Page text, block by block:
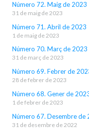
Número 72. Maig de 2023
31 de maig de 2023
Número 71. Abril de 2023
1 de maig de 2023
Número 70. Març de 2023
31 de març de 2023
Número 69. Febrer de
28 de febrer de 2023
Número 68. Gener de
1 de febrer de 2023
Número 67. Desembre de
31 de desembre de 2022